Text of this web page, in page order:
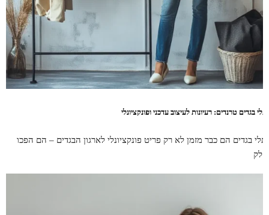
בגדים טרנדים: רעיונות לעיצוב עדכני ופונקציונלי
בגדים הם כבר מזמן לא רק פריט פונקציונלי לארגון הבגדים – הם הפכו